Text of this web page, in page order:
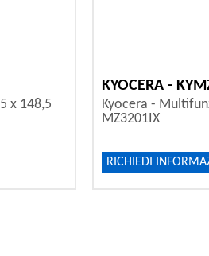
x 148,5
KYOCERA -
Kyocera -
MZ3201IX
RICHIEDI